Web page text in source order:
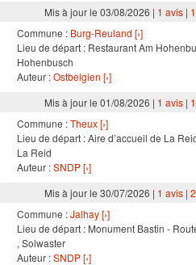
Mis à jour le 03/08/2026 | 1 avis|
Commune : Burg-Reuland [›]
Lieu de départ : Restaurant Am
Hohenbusch
Auteur :Ostbelgien [›]
Mis à jour le 01/08/2026 | 1 avis|
Commune :Theux [›]
Lieu de départ : Aire d’accueil de La
La Reid
Auteur :SNDP [›]
Mis à jour le 30/07/2026 | 1 avis|
Commune :Jalhay [›]
Lieu de départ : Monument Bastin -
, Solwaster
Auteur :SNDP [›]